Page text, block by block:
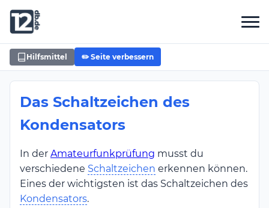
Hilfsmittel ✏️ Seite verbessern
Das Schaltzeichen des
Kondensators
In der Amateurfunkprüfung musst du
verschiedene Schaltzeichen erkennen können.
Eines der wichtigsten ist das Schaltzeichen des
Kondensators.